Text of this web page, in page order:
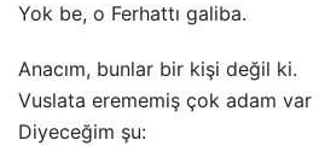
Yok be, o Ferhattı galiba.
Anacım, bunlar bir kişi değil ki.
Vuslata erememiş çok adam var
Diyeceğim şu: